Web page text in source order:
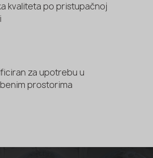
kvaliteta po pristupačnoj
za upotrebu u
prostorima